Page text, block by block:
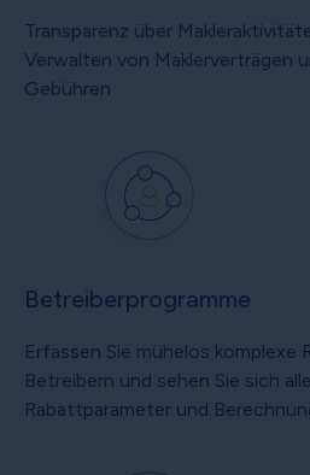
Transparenz über
Verwalten von Maklerverträgen
Gebühren
Betreiberprogramme
Erfassen Sie mühelos komplexe
Betreibern und sehen Sie sich
Rabattparameter und